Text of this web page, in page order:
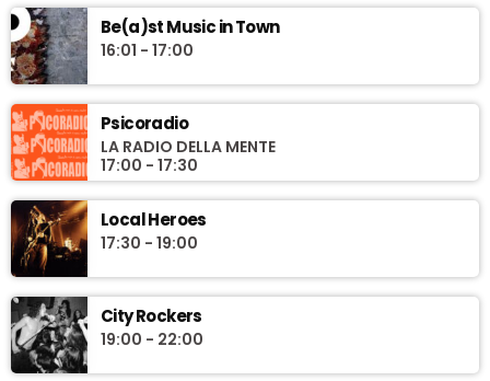
Be(a)st Music in Town
16:01 - 17:00
Psicoradio
LA RADIO DELLA MENTE
17:00 - 17:30
Local Heroes
17:30 - 19:00
City Rockers
19:00 - 22:00